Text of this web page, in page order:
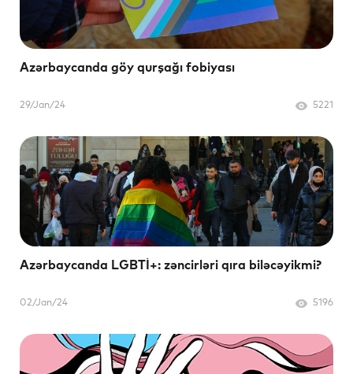
Azərbaycanda göy qurşağı fobiyası
29/Jan/24 5221
Azərbaycanda LGBTİ+: zəncirləri qıra biləcəyikmi?
02/Jan/24 5196